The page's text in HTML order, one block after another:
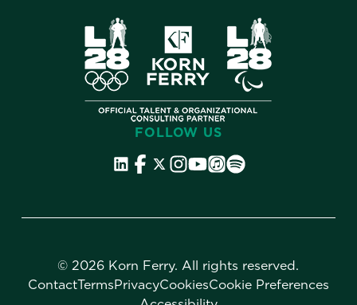
FOLLOW US
©2026 Korn Ferry. All rights reserved.
ContactTermsPrivacyCookiesCookie Preferences